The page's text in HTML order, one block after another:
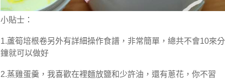
小貼士：
1.蘆筍培根卷另外有詳細操作食譜，非常簡單，總共不會10來分
鐘就可以做好
2.蒸雞蛋羹，我喜歡在裡麵放鹽和少許油，還有蔥花，你不習